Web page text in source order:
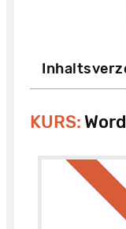
KURS: